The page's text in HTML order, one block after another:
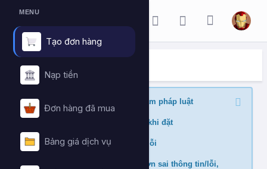
MENU
Tạo đơn hàng
Nạp tiền
Đơn hàng đã mua
Bảng giá dịch vụ
ĐẶT HÀNG DỊCH VỤ
Trang chủ Đặt hàng dịch vụ
Nghiêm cấm buff nội dung vi phạm pháp luật
Kiểm tra min/max quantity trước khi đặt
Đảm bảo link chính xác để tránh lỗi
Không hỗ trợ và hoàn tiền nếu đơn sai thông tin/lỗi,